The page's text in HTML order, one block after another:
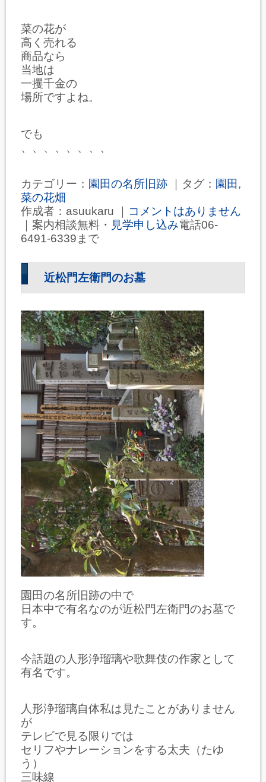
菜の花が
高く売れる
商品なら
当地は
一攫千金の
場所ですよね。
でも
、、、、、、、、
カテゴリー： 園田の名所旧跡 ｜タグ： 園田 ,
菜の花畑
作成者：asuukaru ｜
コメントはありません
｜案内相談無料・ 見学申し込み電話06-
6491-6339まで
近松門左衛門のお墓
園田の名所旧跡の中で
日本中で有名なのが近松門左衛門のお墓で
す。
今話題の人形浄瑠璃や歌舞伎の作家として
有名です。
人形浄瑠璃自体私は見たことがありません
が
テレビで見る限りでは
セリフやナレーションをする太夫（たゆ
う）
三味線